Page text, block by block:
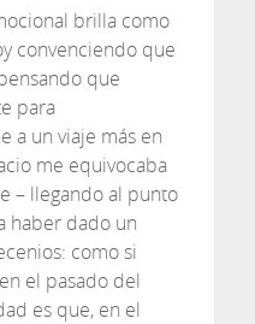
brilla como
convenciendo que
que
para
a un viaje más en
me equivocaba
– llegando al punto
haber dado un
como si
el pasado del
es que, en el